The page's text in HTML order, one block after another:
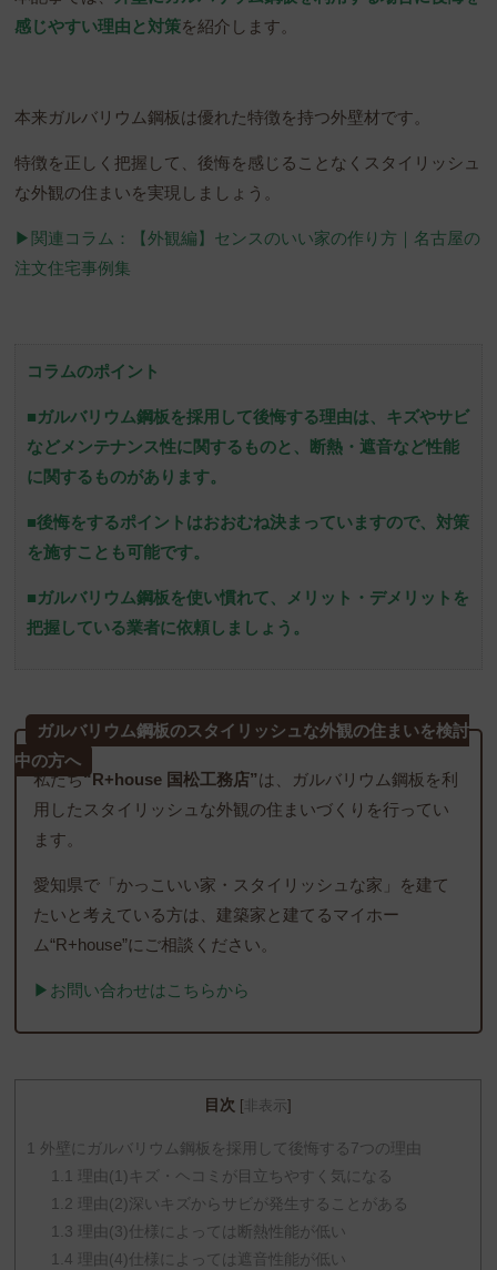
感じやすい理由と対策を紹介します。
本来ガルバリウム鋼板は優れた特徴を持つ外壁材です。
特徴を正しく把握して、後悔を感じることなくスタイリッシュ
な外観の住まいを実現しましょう。
▶︎関連コラム：【外観編】センスのいい家の作り方｜名古屋の
注文住宅事例集
コラムのポイント
■ガルバリウム鋼板を採用して後悔する理由は、キズやサビ
などメンテナンス性に関するものと、断熱・遮音など性能
に関するものがあります。
■後悔をするポイントはおおむね決まっていますので、対策
を施すことも可能です。
■ガルバリウム鋼板を使い慣れて、メリット・デメリットを
把握している業者に依頼しましょう。
ガルバリウム鋼板のスタイリッシュな外観の住まいを検討
中の方へ
私たち“R+house 国松工務店”は、ガルバリウム鋼板を利
用したスタイリッシュな外観の住まいづくりを行ってい
ます。
愛知県で「かっこいい家・スタイリッシュな家」を建て
たいと考えている方は、建築家と建てるマイホー
ム“R+house”にご相談ください。
▶︎お問い合わせはこちらから
目次 [ 非表示]
1 外壁にガルバリウム鋼板を採用して後悔する7つの理由
1.1
理由(1)キズ・ヘコミが目立ちやすく気になる
1.2 理由(2)深いキズからサビが発生することがある
1.3 理由(3)仕様によっては断熱性能が低い
1.4 理由(4)仕様によっては遮音性能が低い